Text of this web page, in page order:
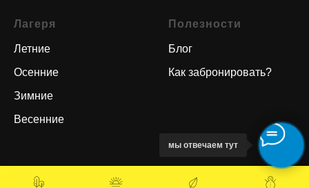
Лагеря
Летние
Осенние
Зимние
Весенние
Полезности
Блог
Как забронировать?
мы отвечаем тут